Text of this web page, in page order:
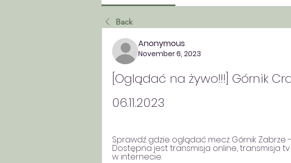
Back
Anonymous
November 6, 2023
[Oglądać na żywo!!!] Górnik
06.11.2023
Sprawdź gdzie oglądać mecz Górnik Zabrze
Dostępna jest transmisja online, transmisja
w internecie.